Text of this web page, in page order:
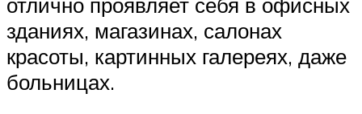
зданиях, магазинах, салонах
красоты, картинных галереях, даже
больницах.